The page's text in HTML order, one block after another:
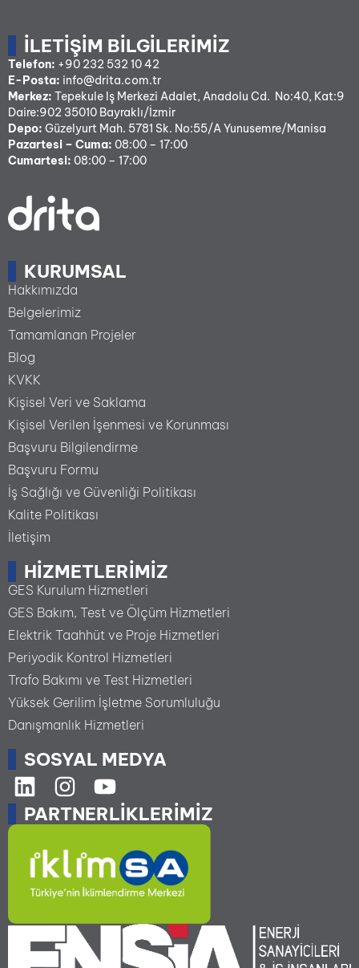
İLETIŞIM BILGILERIMIZ
Telefon: +90 232 532 10 42
E-Posta: info@drita.com.tr
Merkez: Tepekule Iş Merkezi Adalet, Anadolu Cd. No:40, Kat:9
Daire:902 35010 Bayraklı/İzmir
Depo: Güzelyurt Mah. 5781 Sk. No:55/A Yunusemre/Manisa
Pazartesi – Cuma: 08:00 – 17:00
Cumartesi: 08:00 – 17:00
KURUMSAL
Hakkımızda
Belgelerimiz
Tamamlanan Projeler
Blog
KVKK
Kişisel Veri ve Saklama
Kişisel Verilen İşenmesi ve Korunması
Başvuru Bilgilendirme
Başvuru Formu
İş Sağlığı ve Güvenliği Politikası
Kalite Politikası
İletişim
HIZMETLERIMIZ
GES Kurulum Hizmetleri
GES Bakım, Test ve Ölçüm Hizmetleri
Elektrik Taahhüt ve Proje Hizmetleri
Periyodik Kontrol Hizmetleri
Trafo Bakımı ve Test Hizmetleri
Yüksek Gerilim İşletme Sorumluluğu
Danışmanlık Hizmetleri
SOSYAL MEDYA
PARTNERLIKLERIMIZ